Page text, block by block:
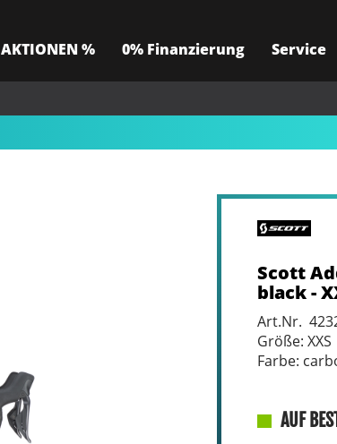
AKTIONEN % 0% Finanzierung Service
Scott
black -
Art.Nr.
Größe: XXS
Farbe:
AUF